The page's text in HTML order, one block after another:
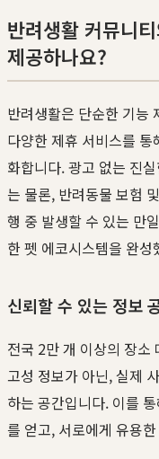
반려생활 커뮤니
제공하나요?
반려생활은 단순한 기능
다양한 제휴 서비스를 통
화합니다. 광고 없는 진
는 물론, 반려동물 보험
행 중 발생할 수 있는 만
한 펫 에코시스템을 완성
신뢰할 수 있는 정보
전국 2만 개 이상의 장소
고성 정보가 아닌, 실제
하는 공간입니다. 이를
를 얻고, 서로에게 유용